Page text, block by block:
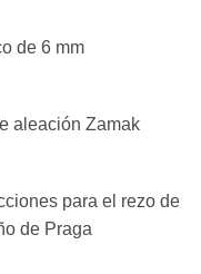
de 6 mm
aleación Zamak
para el rezo de
de Praga